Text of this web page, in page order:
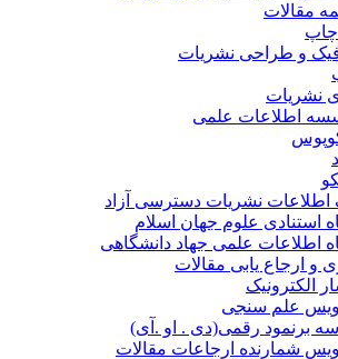
مقالات
و طراحی نشریات
نشریات
اطلاعات علمی
اطلاعات نشریات دسترسی آزاد
استنادی علوم جهان اسلام
اطلاعات علمی جهاد دانشگاهی
و ارجاع یابی مقالات
الکترونیک
علم سنجی
برنمود رقمی(دی . او .آی)
شمارنده ارجاعات مقالات